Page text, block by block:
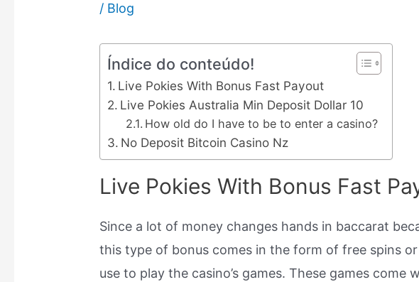
/ Blog
Índice do conteúdo!
Live Pokies With Bonus Fast Payout
Live Pokies Australia Min Deposit Dollar 10
How old do I have to be to enter a casino?
No Deposit Bitcoin Casino Nz
Live Pokies With Bonus Fast
Since a lot of money changes hands in baccarat
this type of bonus comes in the form of free spins
use to play the casino’s games. These games